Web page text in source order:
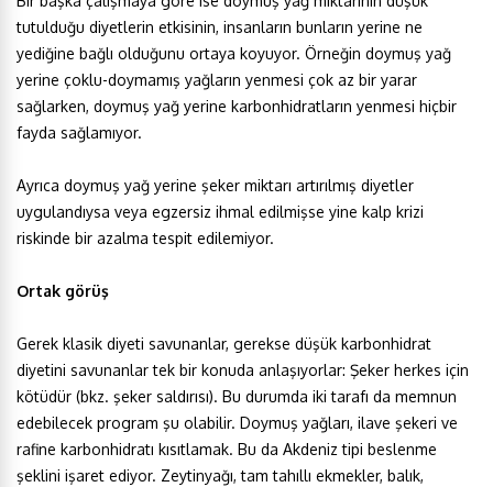
tutulduğu diyetlerin etkisinin, insanların bunların yerine ne
yediğine bağlı olduğunu ortaya koyuyor. Örneğin doymuş yağ
yerine çoklu-doymamış yağların yenmesi çok az bir yarar
sağlarken, doymuş yağ yerine karbonhidratların yenmesi hiçbir
fayda sağlamıyor.
Ayrıca doymuş yağ yerine şeker miktarı artırılmış diyetler
uygulandıysa veya egzersiz ihmal edilmişse yine kalp krizi
riskinde bir azalma tespit edilemiyor.
Ortak görüş
Gerek klasik diyeti savunanlar, gerekse düşük karbonhidrat
diyetini savunanlar tek bir konuda anlaşıyorlar: Şeker herkes için
kötüdür (bkz. şeker saldırısı). Bu durumda iki tarafı da memnun
edebilecek program şu olabilir. Doymuş yağları, ilave şekeri ve
rafine karbonhidratı kısıtlamak. Bu da Akdeniz tipi beslenme
şeklini işaret ediyor. Zeytinyağı, tam tahıllı ekmekler, balık,